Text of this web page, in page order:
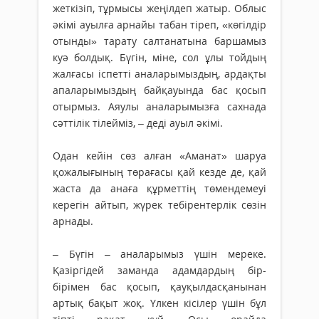
жеткізіп, тұрмысы жеңілдеп жатыр. Облыс
әкімі ауылға арнайы табан тіреп, «көгілдір
отынды» тарату салтанатына баршамыз
куә болдық. Бүгін, міне, сол ұлы тойдың
жалғасы іспетті аналарымыздың, ардақты
апаларымыздың байқауында бас қосып
отырмыз. Аяулы аналарымызға сахнада
сәттілік тілейміз, – деді ауыл әкімі.
Одан кейін сөз алған «Аманат» шаруа
қожалығының төрағасы қай кезде де, қай
жаста да анаға құрметтің төмендемеуі
керегін айтып, жүрек тебірентерлік сөзін
арнады.
– Бүгін – аналарымыз үшін мереке.
Қазіргідей заманда адамдардың бір-
бірімен бас қосып, қауқылдасқанынан
артық бақыт жоқ. Үлкен кісілер үшін бұл